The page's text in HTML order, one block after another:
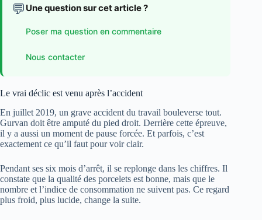
💬 Une question sur cet article ?
Poser ma question en commentaire
Nous contacter
Le vrai déclic est venu après l’accident
En juillet 2019, un grave accident du travail bouleverse tout.
Gurvan doit être amputé du pied droit. Derrière cette épreuve,
il y a aussi un moment de pause forcée. Et parfois, c’est
exactement ce qu’il faut pour voir clair.
Pendant ses six mois d’arrêt, il se replonge dans les chiffres. Il
constate que la qualité des porcelets est bonne, mais que le
nombre et l’indice de consommation ne suivent pas. Ce regard
plus froid, plus lucide, change la suite.